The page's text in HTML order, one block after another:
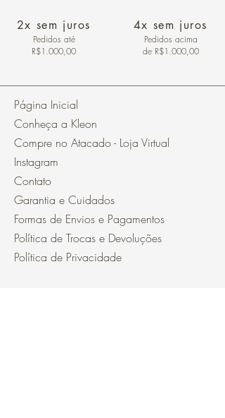
2x sem juros
Pedidos até
R$1.000,00
4x sem juros
Pedidos acima
de R$1.000,00
Página Inicial
Conheça a Kleon
Compre no Atacado - Loja Virtual
Instagram
Contato
Garantia e Cuidados
Formas de Envios e Pagamentos
Política de Trocas e Devoluções
Política de Privacidade